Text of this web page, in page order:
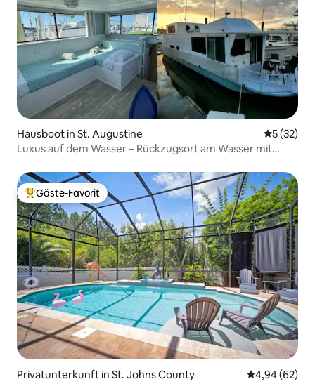
Hausboot in St. Augustine
5 (32)
Luxus auf dem Wasser – Rückzugsort am Wasser mit
Beliebter Gäste-Favorit.
Gäste-Favorit
Privatunterkunft in St. Johns County
4,94 (62)